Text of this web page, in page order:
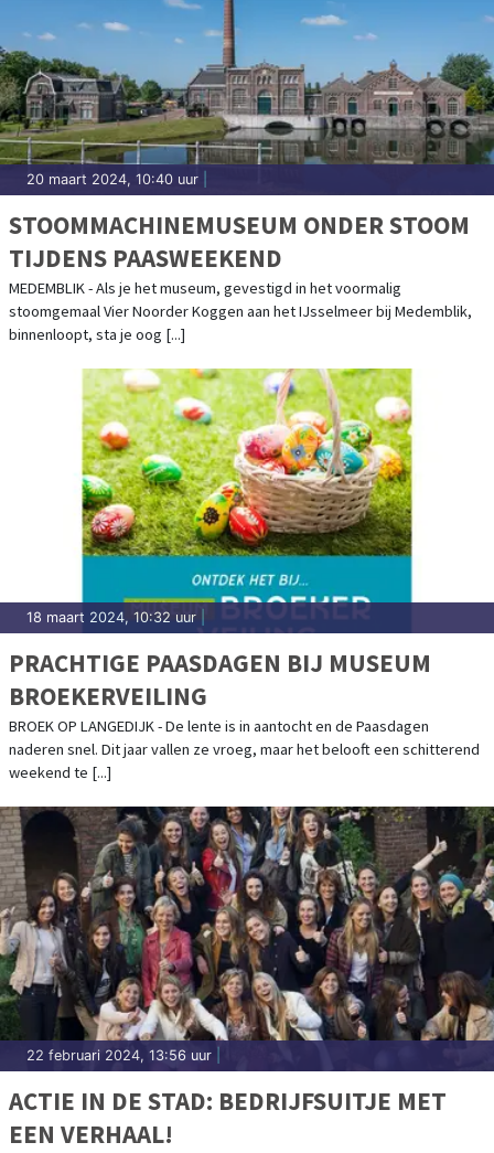
20 maart 2024, 10:40 uur
STOOMMACHINEMUSEUM ONDER STOOM
TIJDENS PAASWEEKEND
MEDEMBLIK - Als je het museum, gevestigd in het voormalig
stoomgemaal Vier Noorder Koggen aan het IJsselmeer bij Medemblik,
binnenloopt, sta je oog [...]
18 maart 2024, 10:32 uur
PRACHTIGE PAASDAGEN BIJ MUSEUM
BROEKERVEILING
BROEK OP LANGEDIJK - De lente is in aantocht en de Paasdagen
naderen snel. Dit jaar vallen ze vroeg, maar het belooft een schitterend
weekend te [...]
22 februari 2024, 13:56 uur
ACTIE IN DE STAD: BEDRIJFSUITJE MET
EEN VERHAAL!